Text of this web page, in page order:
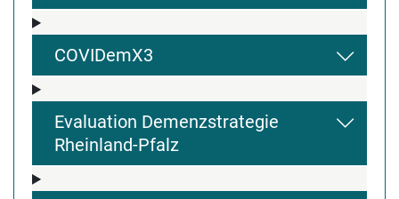
COVIDemX3
Evaluation Demenzstrategie
Rheinland-Pfalz